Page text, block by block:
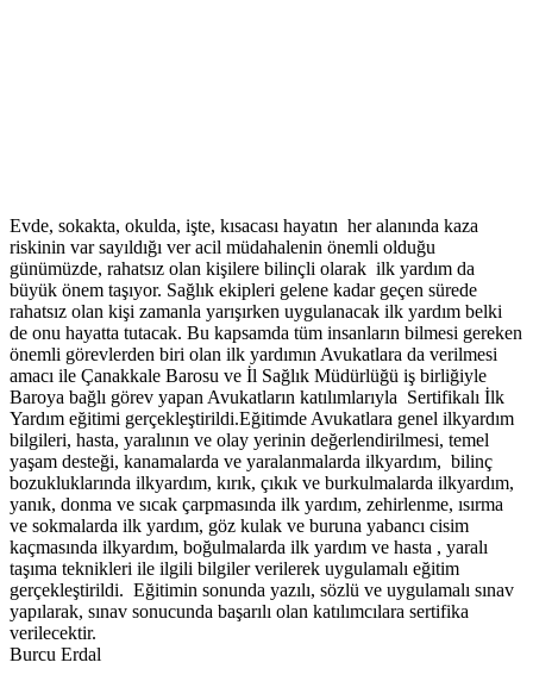
Evde, sokakta, okulda, işte, kısacası hayatın her alanında kaza
riskinin var sayıldığı ver acil müdahalenin önemli olduğu
günümüzde, rahatsız olan kişilere bilinçli olarak ilk yardım da
büyük önem taşıyor. Sağlık ekipleri gelene kadar geçen sürede
rahatsız olan kişi zamanla yarışırken uygulanacak ilk yardım belki
de onu hayatta tutacak. Bu kapsamda tüm insanların bilmesi gereken
önemli görevlerden biri olan ilk yardımın Avukatlara da verilmesi
amacı ile Çanakkale Barosu ve İl Sağlık Müdürlüğü iş birliğiyle
Baroya bağlı görev yapan Avukatların katılımlarıyla Sertifikalı İlk
Yardım eğitimi gerçekleştirildi.Eğitimde Avukatlara genel ilkyardım
bilgileri, hasta, yaralının ve olay yerinin değerlendirilmesi, temel
yaşam desteği, kanamalarda ve yaralanmalarda ilkyardım, bilinç
bozukluklarında ilkyardım, kırık, çıkık ve burkulmalarda ilkyardım,
yanık, donma ve sıcak çarpmasında ilk yardım, zehirlenme, ısırma
ve sokmalarda ilk yardım, göz kulak ve buruna yabancı cisim
kaçmasında ilkyardım, boğulmalarda ilk yardım ve hasta , yaralı
taşıma teknikleri ile ilgili bilgiler verilerek uygulamalı eğitim
gerçekleştirildi. Eğitimin sonunda yazılı, sözlü ve uygulamalı sınav
yapılarak, sınav sonucunda başarılı olan katılımcılara sertifika
verilecektir.
Burcu Erdal